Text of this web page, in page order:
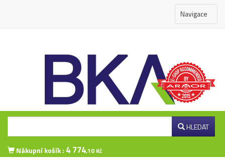
Navigace
HLEDAT
Nákupní košík : 4 774,10 Kč